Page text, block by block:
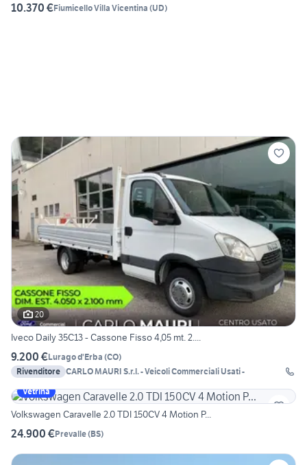
10.370 €Fiumicello Villa Vicentina (UD)
20
Iveco Daily 35C13 - Cassone Fisso 4,05 mt. 2....
9.200 €Lurago d'Erba (CO)
Rivenditore CARLO MAURI S.r.l. - Veicoli Commerciali Usati -
Vetrina
Volkswagen Caravelle 2.0 TDI 150CV 4 Motion P...
24.900 €Prevalle(BS)